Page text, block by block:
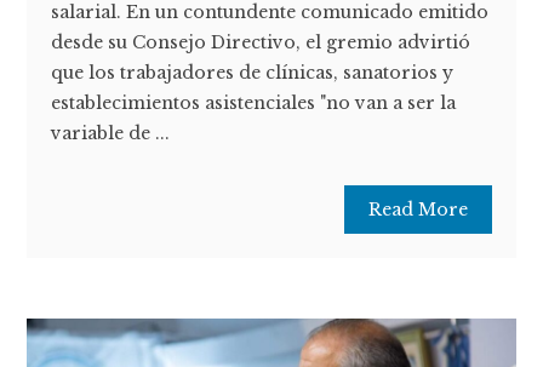
salarial. En un contundente comunicado emitido
desde su Consejo Directivo, el gremio advirtió
que los trabajadores de clínicas, sanatorios y
establecimientos asistenciales "no van a ser la
variable de ...
Read More